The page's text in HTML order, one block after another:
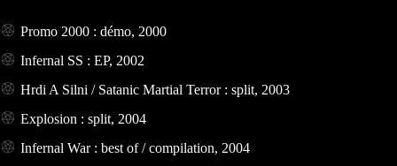
Promo 2000 : démo, 2000
Infernal SS : EP, 2002
Hrdi A Silni / Satanic Martial Terror : split, 2003
Explosion : split, 2004
Infernal War : best of / compilation, 2004